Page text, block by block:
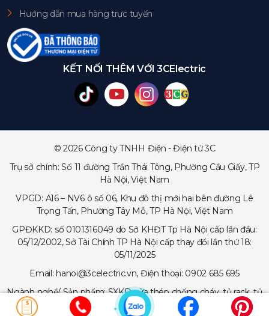
Hướng dẫn mua hàng trực tuyến
KẾT NỐI THÊM VỚI 3CElectric
© 2026 Công ty TNHH Điện - Điện tử 3C
Trụ sở chính: Số 11 đường Trần Thái Tông, Phường Cầu Giấy, TP
Hà Nội, Việt Nam
VPGD: A16 – NV6 ô số 06, Khu đô thị mới hai bên đường Lê
Trọng Tấn, Phường Tây Mỗ, TP Hà Nội, Việt Nam
GPĐKKD: số 0101316049 do Sở KHĐT Tp Hà Nội cấp lần đầu:
05/12/2002, Sở Tài Chính TP Hà Nội cấp thay đổi lần thứ 18:
05/11/2025
Email: hanoi@3celectric.vn, Điện thoại: 0902 685 695
Ngành nghề/ Sản phẩm: SXKD cửa thép chống cháy, tủ rack, tủ
trạm viễn thông, tủ điện, thang cáp - máng cáp...